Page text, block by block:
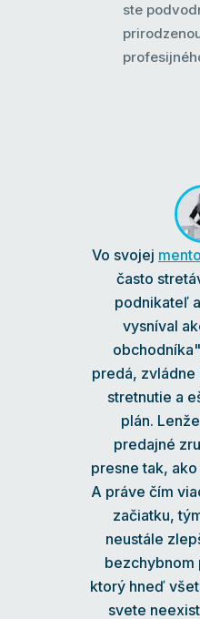
ste
Vo svojej
často
podnikateľ
vysníval
predá,
stretnutie a
plán.
predajné
presne tak,
A práve čím
začiatku,
neustále
bezchybnom
ktorý hneď
svete